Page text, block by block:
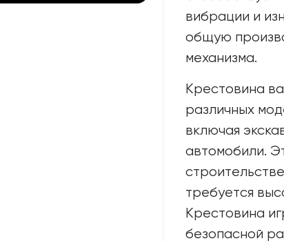
вибрации и
общую
механизма.
Крестовина
различных
включая
автомобили.
требуется
Крестовина
безопасной